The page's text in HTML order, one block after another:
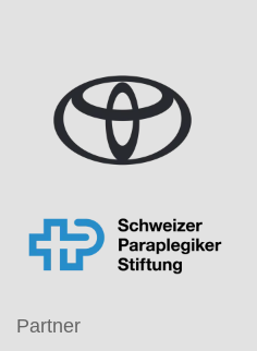
Partner